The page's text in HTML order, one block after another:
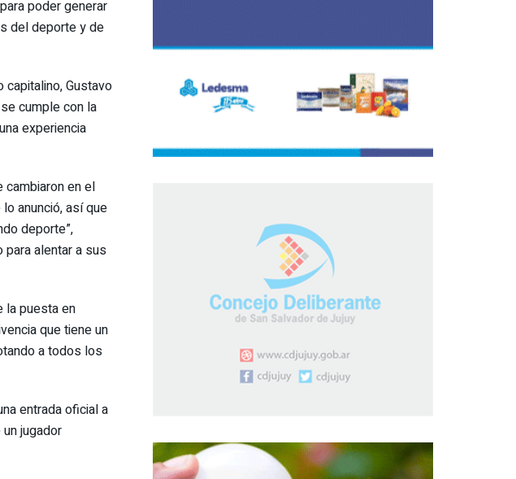
poder generar
del deporte y de
Gustavo
cumple con la
experiencia
en el
anunció, así que
deporte”,
alentar a sus
la puesta en
que tiene un
a todos los
entrada oficial a
jugador